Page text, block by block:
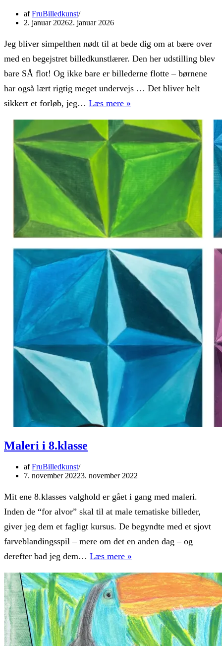
afFruBilledkunst
2. januar 20262. januar 2026
Jeg bliver simpelthen nødt til at bede dig om at bære over
med en begejstret billedkunstlærer. Den her udstilling blev
bare SÅ flot! Og ikke bare er billederne flotte – børnene
har også lært rigtig meget undervejs … Det bliver helt
sikkert et forløb, jeg… Læs mere »
farver
brøler
–
et
forløb
Maleri i 8.klasse
afFruBilledkunst
7. november 20223. november 2022
Mit ene 8.klasses valghold er gået i gang med maleri.
Inden de “for alvor” skal til at male tematiske billeder,
giver jeg dem et fagligt kursus. De begyndte med et sjovt
farveblandingsspil – mere om det en anden dag – og
derefter bad jeg dem… Læs mere »
i
8.klasse